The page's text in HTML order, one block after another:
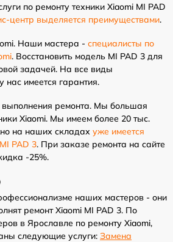
по ремонту техники Xiaomi MI PAD
центр выделяется преимуществами.
Наши мастера - специалисты по
. Восстановить модель MI PAD 3 для
задачей. На все виды
нас имеется гарантия.
ремонта. Мы большая
Xiaomi. Мы имеем более 20 тыс.
на наших складах уже имеется
PAD 3. При заказе ремонта на сайте
-25%.
наших мастеров - они
ремонт Xiaomi MI PAD 3. По
в Ярославле по ремонту Xiaomi,
следующие услуги: Замена